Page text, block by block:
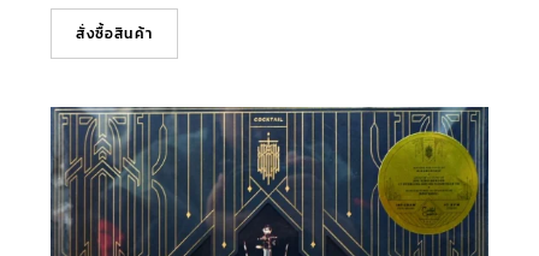
สั่งซื้อสินค้า